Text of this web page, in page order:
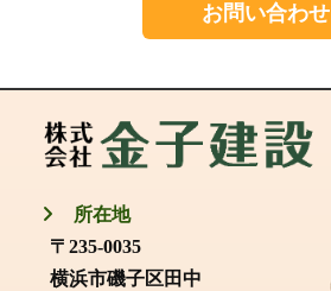
お問い合わせ
所在地
〒235-0035
横浜市磯子区田中